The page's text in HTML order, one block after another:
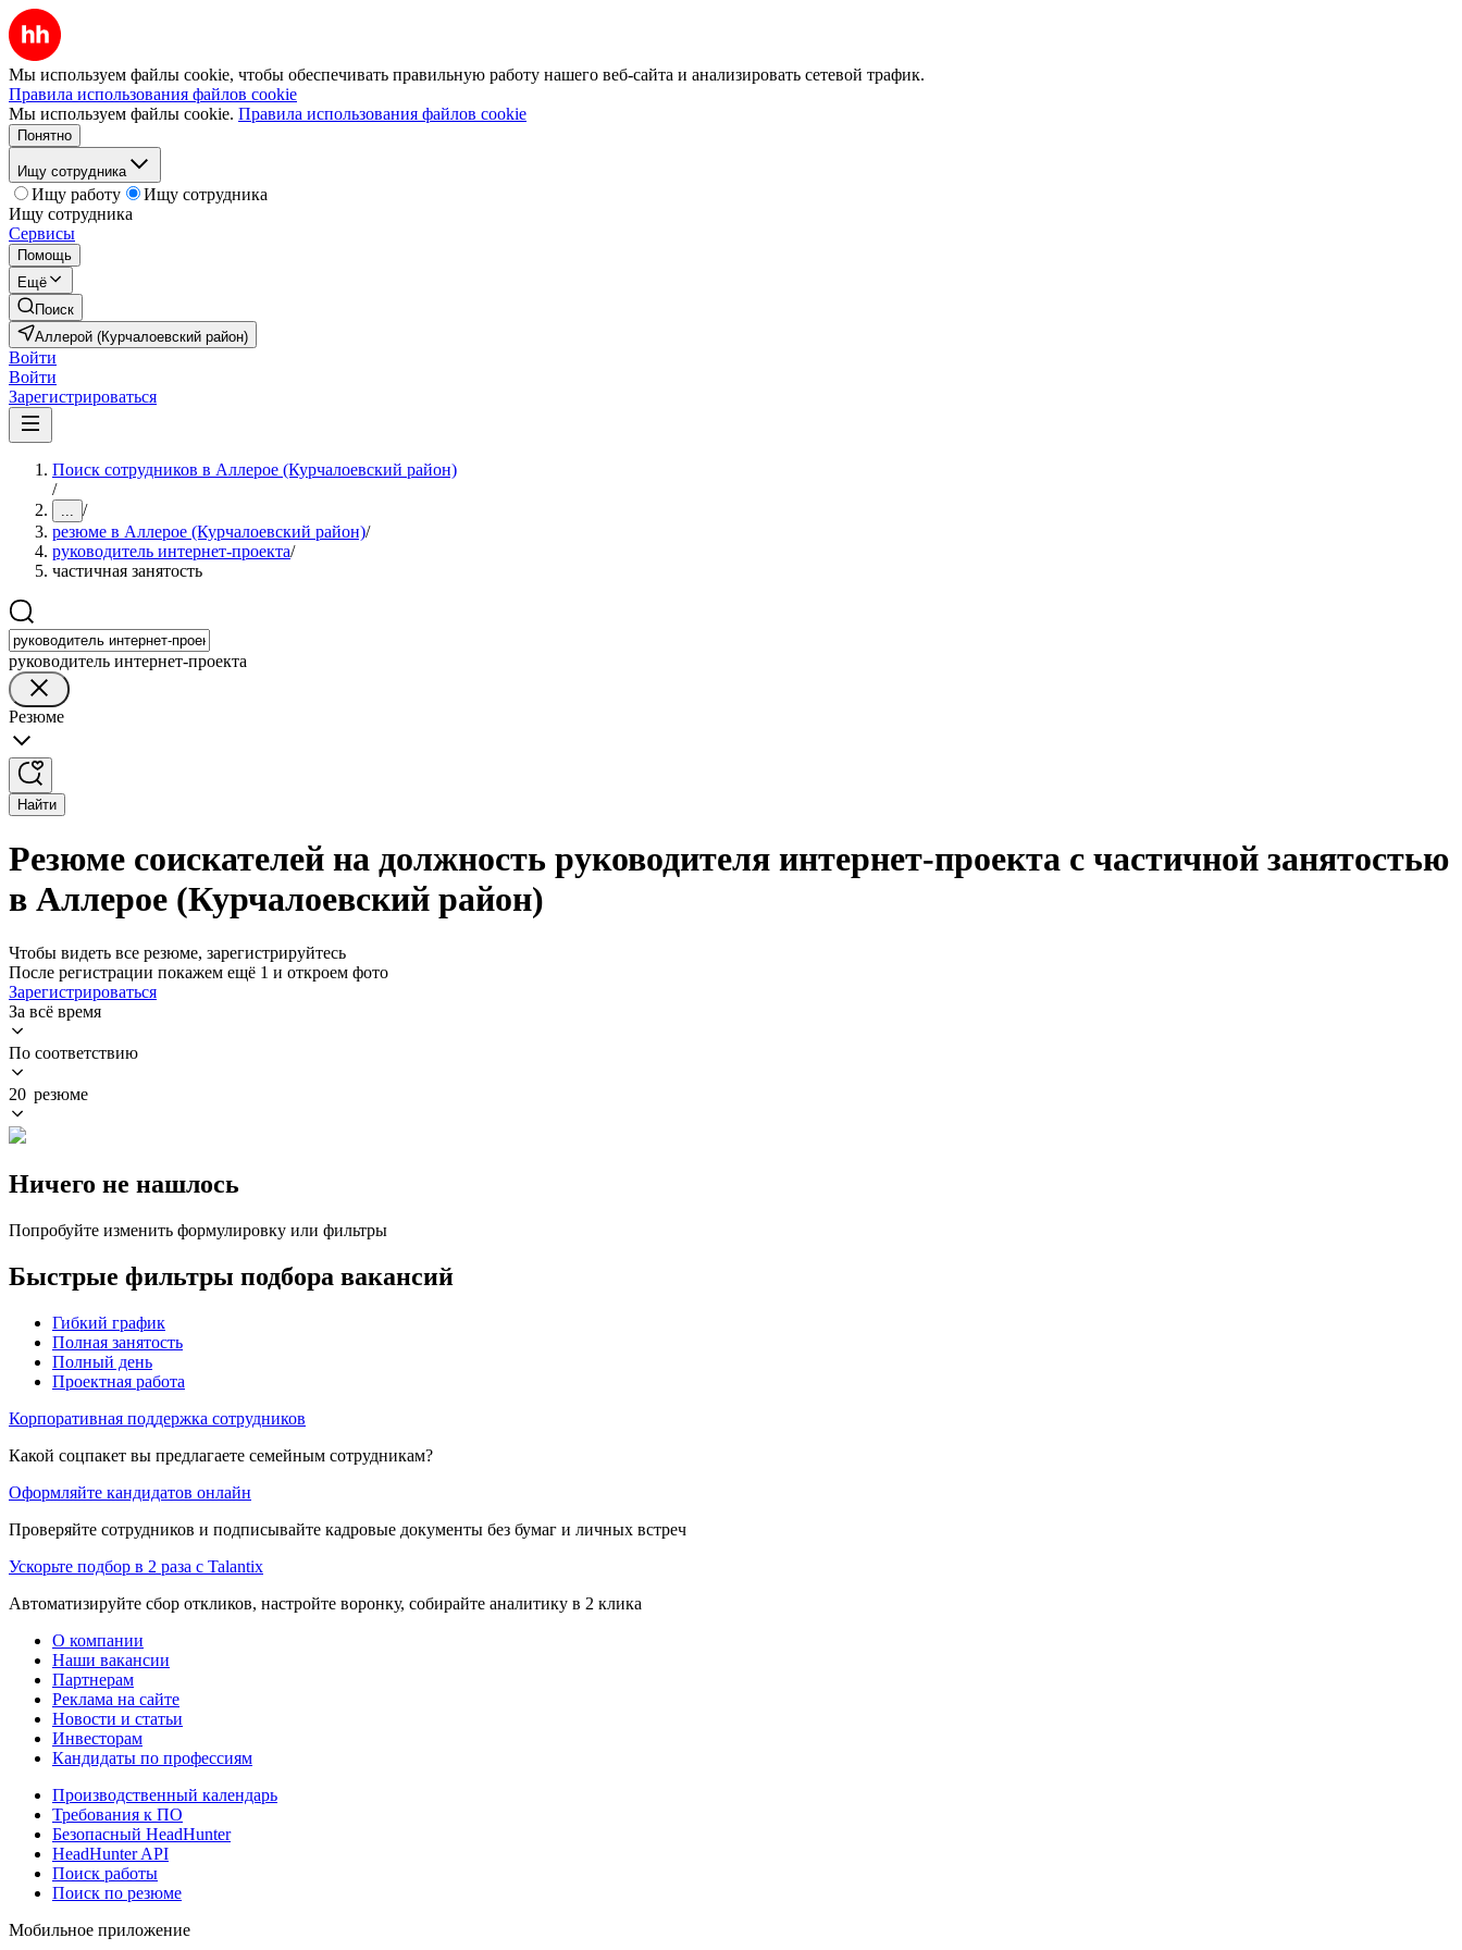
Мы используем файлы cookie, чтобы обеспечивать правильную работу нашего веб-сайта и анализировать сетевой трафик.
Правила использования файлов cookie
Мы используем файлы cookie. Правила использования файлов cookie
Понятно
Ищу сотрудника
Ищу работу
Ищу сотрудника
Ищу сотрудника
Сервисы
Помощь
Ещё
Поиск
Аллерой (Курчалоевский район)
Войти
Войти
Зарегистрироваться
Поиск сотрудников в Аллерое (Курчалоевский район)
/
... /
резюме в Аллерое (Курчалоевский район)/
руководитель интернет-проекта/
частичная занятость
руководитель интернет-проекта
Резюме
Найти
Резюме соискателей на должность руководителя интернет-проекта с частичной занятостью
в Аллерое (Курчалоевский район)
Чтобы видеть все резюме, зарегистрируйтесь
После регистрации покажем ещё 1 и откроем фото
Зарегистрироваться
За всё время
По соответствию
20 резюме
Ничего не нашлось
Попробуйте изменить формулировку или фильтры
Быстрые фильтры подбора вакансий
Гибкий график
Полная занятость
Полный день
Проектная работа
Корпоративная поддержка сотрудников
Какой соцпакет вы предлагаете семейным сотрудникам?
Оформляйте кандидатов онлайн
Проверяйте сотрудников и подписывайте кадровые документы без бумаг и личных встреч
Ускорьте подбор в 2 раза с Talantix
Автоматизируйте сбор откликов, настройте воронку, собирайте аналитику в 2 клика
О компании
Наши вакансии
Партнерам
Реклама на сайте
Новости и статьи
Инвесторам
Кандидаты по профессиям
Производственный календарь
Требования к ПО
Безопасный HeadHunter
HeadHunter API
Поиск работы
Поиск по резюме
Мобильное приложение